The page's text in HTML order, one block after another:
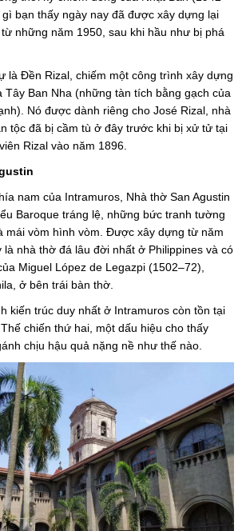
bạn thấy ngày nay đã được xây dựng lại
những năm 1950, sau khi hầu như bị phá
là Đền Rizal, chiếm một công trình xây dựng
Tây Ban Nha (những tàn tích bằng gạch của
Nó được dành riêng cho José Rizal, nhà
tộc đã bị cầm tù ở đây trước khi bị xử tử tại
Rizal vào năm 1896.
nam của Intramuros, Nhà thờ San Agustin
Baroque tráng lệ, những bức tranh tường
mái vòm hình vòm. Được xây dựng từ năm
là nhà thờ đá lâu đời nhất ở Philippines và có
Miguel López de Legazpi (1502–72),
ở bên trái bàn thờ.
kiến ​​trúc duy nhất ở Intramuros còn tồn tại
chiến thứ hai, một dấu hiệu cho thấy
chịu hậu quả nặng nề như thế nào.